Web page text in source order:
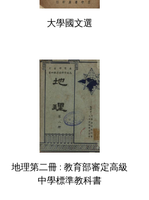
大學國文選
地理第二冊 : 教育部審定高級
中學標準教科書